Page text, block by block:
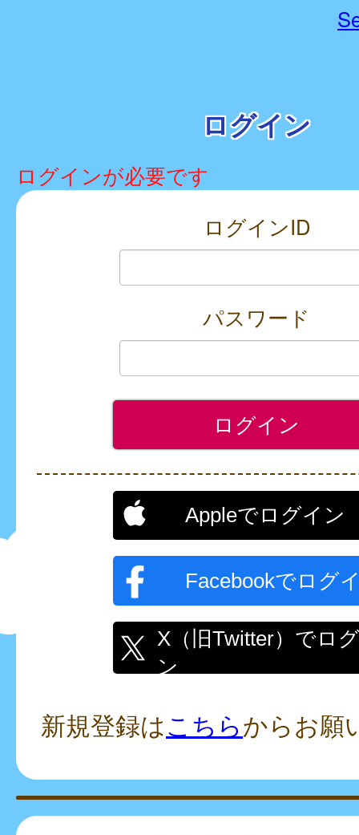
ログイン
ログインが必要です
ログインID
パスワード
Appleでログイン
Facebookでログ
X（旧Twitter）でロ
ン
新規登録はこちらからお願